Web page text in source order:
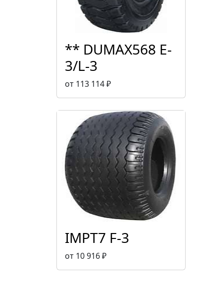
** DUMAX568 E-
3/L-3
от 113 114 ₽
IMPT7 F-3
от 10 916 ₽